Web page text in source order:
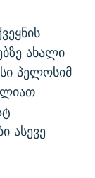
ახალი
პელოსიმ
ასევე